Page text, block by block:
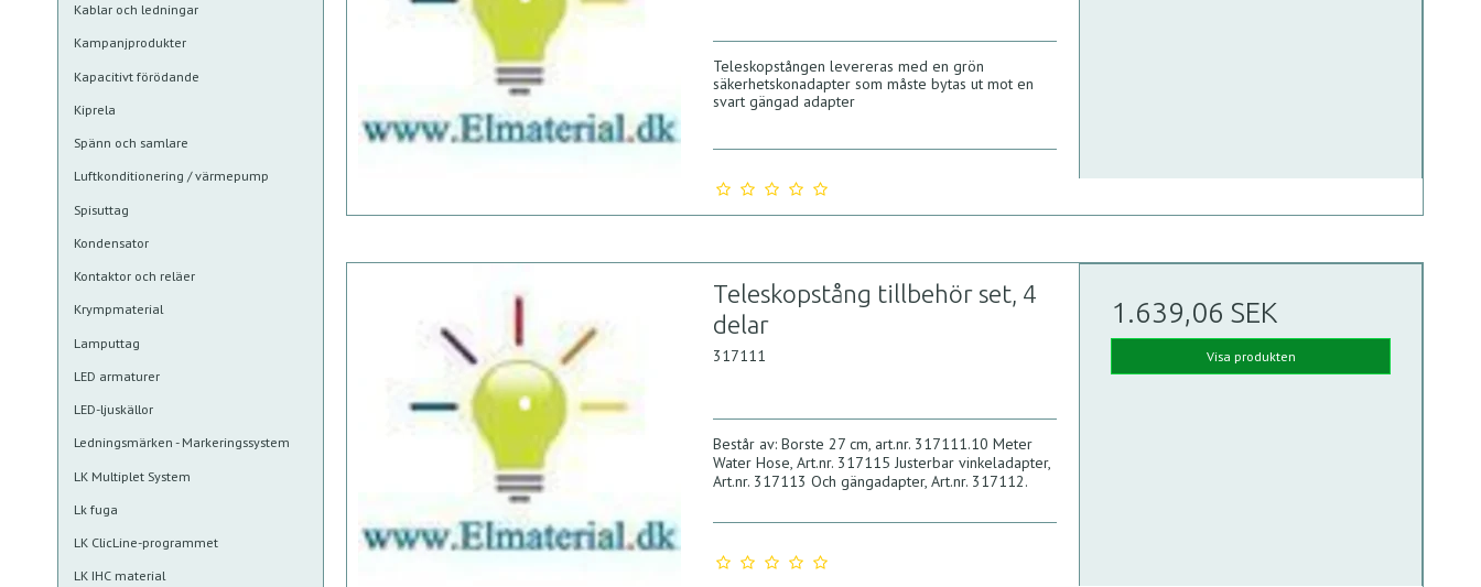
Kablar och ledningar
Kampanjprodukter
Kapacitivt förödande
Kiprela
Spänn och samlare
Luftkonditionering / värmepump
Spisuttag
Kondensator
Kontaktor och reläer
Krympmaterial
Lamputtag
LED armaturer
LED-ljuskällor
Ledningsmärken - Markeringssystem
LK Multiplet System
Lk fuga
LK ClicLine-programmet
LK IHC material
Teleskopstången levereras med en grön
säkerhetskonadapter som måste bytas ut mot en
svart gängad adapter
Teleskopstång tillbehör set, 4
delar
317111
Består av: Borste 27 cm, art.nr. 317111.10 Meter
Water Hose, Art.nr. 317115 Justerbar vinkeladapter,
Art.nr. 317113 Och gängadapter, Art.nr. 317112.
1.639,06 SEK
Visa produkten